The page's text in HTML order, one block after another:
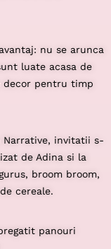
nu se arunca
luate acasa de
decor pentru timp
Narrative, invitatii s-
de Adina si la
broom broom,
cereale.
panouri